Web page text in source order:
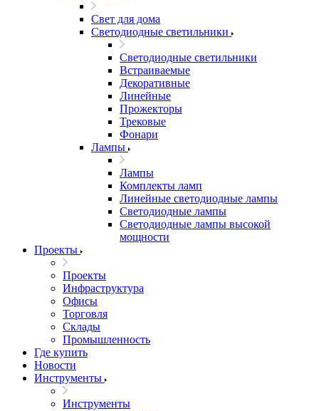
Свет для дома
Светодиодные светильники
Светодиодные светильники
Встраиваемые
Декоративные
Линейные
Прожекторы
Трековые
Фонари
Лампы
Лампы
Комплекты ламп
Линейные светодиодные лампы
Светодиодные лампы
Светодиодные лампы высокой
мощности
Проекты
Проекты
Инфраструктура
Офисы
Торговля
Склады
Промышленность
Где купить
Новости
Инструменты
Инструменты